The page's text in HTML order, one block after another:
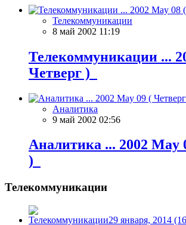
Телекоммуникации
8 май 2002 11:19
Телекоммуникации ...
Четверг )
Аналитика
9 май 2002 02:56
Аналитика ... 2002 May
)
Телекоммуникации